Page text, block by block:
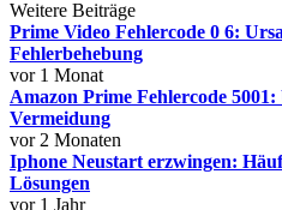
Weitere Beiträge
Prime Video Fehlercode 0 6:
Fehlerbehebung
vor 1 Monat
Amazon Prime Fehlercode
Vermeidung
vor 2 Monaten
Iphone Neustart erzwingen:
Lösungen
vor 1 Jahr